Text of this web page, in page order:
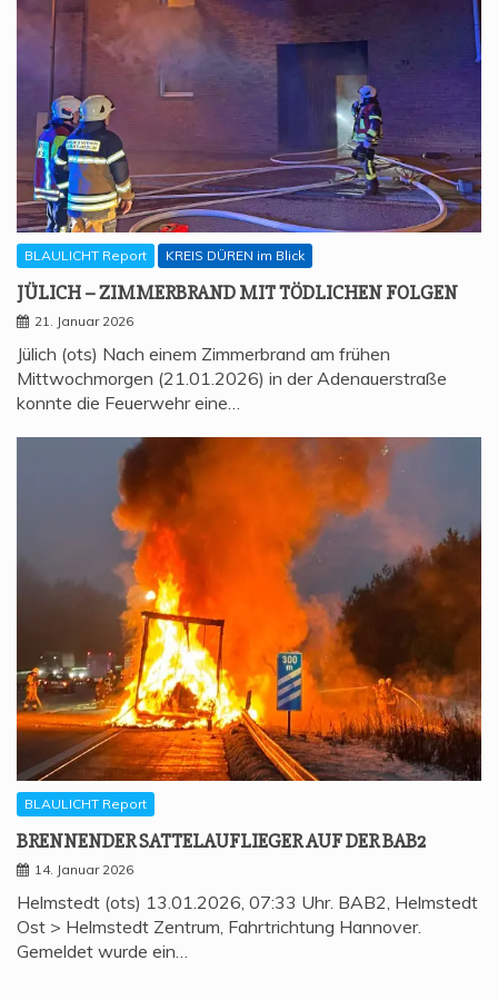
BLAULICHT Report KREIS DÜREN im Blick
JÜLICH – ZIM­MER­BRAND MIT TÖD­LI­CHEN FOLGEN
21. Januar 2026
Jülich (ots) Nach einem Zimmerbrand am frühen
Mittwochmorgen (21.01.2026) in der Adenauerstraße
konnte die Feuerwehr eine…
BLAULICHT Report
BREN­NEN­DER SAT­TEL­AUF­LIE­GER AUF DER BAB2
14. Januar 2026
Helmstedt (ots) 13.01.2026, 07:33 Uhr. BAB2, Helmstedt
Ost > Helmstedt Zentrum, Fahrtrichtung Hannover.
Gemeldet wurde ein…